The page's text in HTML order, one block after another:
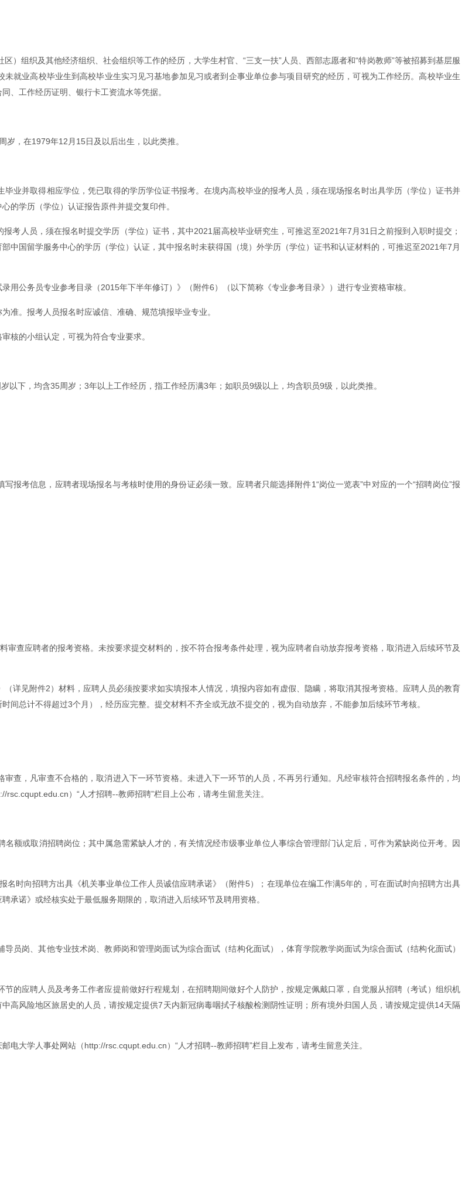
）组织及其他经济组织、社会组织等工作的经历，大学生村官、“三支一扶”人员、西部志愿者和“特岗教师”等被招募到基层服
就业高校毕业生到高校毕业生实习见习基地参加见习或者到企事业单位参与项目研究的经历，可视为工作经历。高校毕业生
、工作经历证明、银行卡工资流水等凭据。
，在1979年12月15日及以后出生，以此类推。
业并取得相应学位，凭已取得的学历学位证书报考。在境内高校毕业的报考人员，须在现场报名时出具学历（学位）证书并
的学历（学位）认证报告原件并提交复印件。
考人员，须在报名时提交学历（学位）证书，其中2021届高校毕业研究生，可推迟至2021年7月31日之前报到入职时提交；
中国留学服务中心的学历（学位）认证，其中报名时未获得国（境）外学历（学位）证书和认证材料的，可推迟至2021年7月
公务员专业参考目录（2015年下半年修订）》（附件6）（以下简称《专业参考目录》）进行专业资格审核。
准。报考人员报名时应诚信、准确、规范填报毕业专业。
核的小组认定，可视为符合专业要求。
以下，均含35周岁；3年以上工作经历，指工作经历满3年；如职员9级以上，均含职员9级，以此类推。
报考信息，应聘者现场报名与考核时使用的身份证必须一致。应聘者只能选择附件1“岗位一览表”中对应的一个“招聘岗位”报
查应聘者的报考资格。未按要求提交材料的，按不符合报考条件处理，视为应聘者自动放弃报考资格，取消进入后续环节及
详见附件2）材料，应聘人员必须按要求如实填报本人情况，填报内容如有虚假、隐瞒，将取消其报考资格。应聘人员的教育
总计不得超过3个月），经历应完整。提交材料不齐全或无故不提交的，视为自动放弃，不能参加后续环节考核。
查，凡审查不合格的，取消进入下一环节资格。未进入下一环节的人员，不再另行通知。凡经审核符合招聘报名条件的，均
）“人才招聘--教师招聘”栏目上公布，请考生留意关注。
额或取消招聘岗位；其中属急需紧缺人才的，有关情况经市级事业单位人事综合管理部门认定后，可作为紧缺岗位开考。因
名时向招聘方出具《机关事业单位工作人员诚信应聘承诺》（附件5）；在现单位在编工作满5年的，可在面试时向招聘方出具
承诺》或经核实处于最低服务期限的，取消进入后续环节及聘用资格。
员岗、其他专业技术岗、教师岗和管理岗面试为综合面试（结构化面试），体育学院教学岗面试为综合面试（结构化面试）
的应聘人员及考务工作者应提前做好行程规划，在招聘期间做好个人防护，按规定佩戴口罩，自觉服从招聘（考试）组织机
高风险地区旅居史的人员，请按规定提供7天内新冠病毒咽拭子核酸检测阴性证明；所有境外归国人员，请按规定提供14天隔
大学人事处网站（http://rsc.cqupt.edu.cn）“人才招聘--教师招聘”栏目上发布，请考生留意关注。